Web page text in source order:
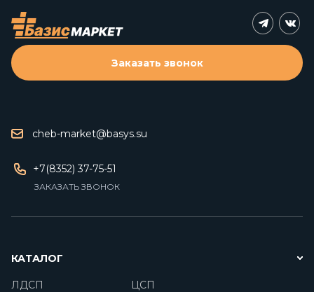
cheb-market@basys.su
+7(8352) 37-75-51
ЗАКАЗАТЬ ЗВОНОК
Заказать звонок
КАТАЛОГ
ЛДСП
ЦСП